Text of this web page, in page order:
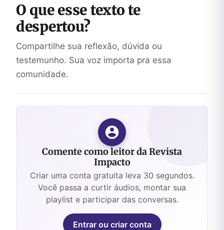
O que esse texto te
despertou?
Compartilhe sua reflexão, dúvida ou
testemunho. Sua voz importa pra essa
comunidade.
Comente como leitor da Revista
Impacto
Criar uma conta gratuita leva 30 segundos.
Você passa a curtir áudios, montar sua
playlist e participar das conversas.
Entrar ou criar conta